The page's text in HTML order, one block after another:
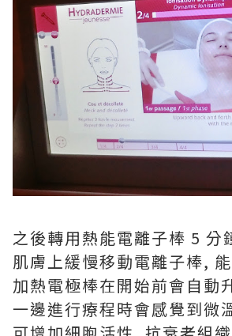
之後轉用熱能電離子棒 5 分
肌膚上緩慢移動電離子棒,
加熱電極棒在開始前會自動
一邊進行療程時會感覺到微